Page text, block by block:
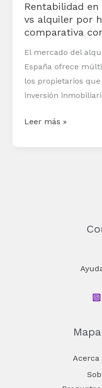
Rentabilidad
vs alquiler por
comparativa
El mercado del
España ofrece
los propietarios
inversión
números
Leer más »
Acerca